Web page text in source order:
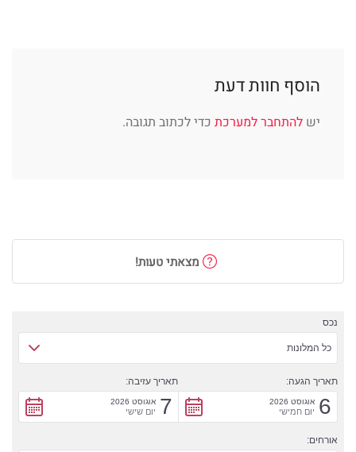
הוסף חוות דעת
יש להתחבר למערכת כדי לכתוב תגובה.
מצאתי טעות!
נכס
כל המלונות
תאריך הגעה:
6 אוגוסט 2026
יום חמישי
תאריך עזיבה:
7 אוגוסט 2026
יום שישי
אורחים: